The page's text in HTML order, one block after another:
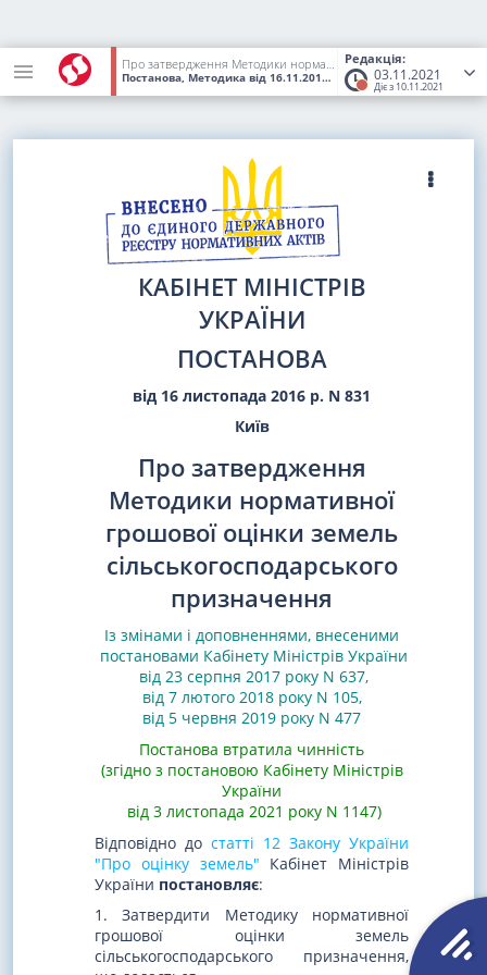
Редакція:
03.11.2021
Діє з 10.11.2021
Про затвердження Методики нормативної грошової оцінки земель сільськогосподарського призначення
Постанова, Методика від 16.11.2016 № 831 (Статус:Втратив
КАБІНЕТ МІНІСТРІВ
УКРАЇНИ
ПОСТАНОВА
від 16 листопада 2016 р. N 831
Київ
Про затвердження
Методики нормативної
грошової оцінки земель
сільськогосподарського
призначення
Із змінами і доповненнями, внесеними
постановами Кабінету Міністрів України
від 23 серпня 2017 року N 637,
від 7 лютого 2018 року N 105,
від 5 червня 2019 року N 477
Постанова втратила чинність
(згідно з постановою Кабінету Міністрів
України
від 3 листопада 2021 року N 1147)
Відповідно до статті 12 Закону України
"Про оцінку земель" Кабінет Міністрів
України постановляє:
1. Затвердити Методику нормативної
грошової оцінки земель
сільськогосподарського призначення,